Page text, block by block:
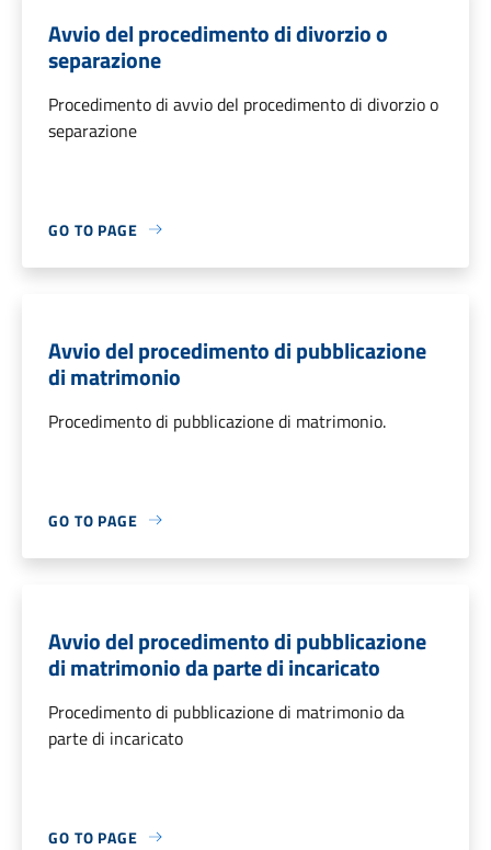
Avvio del procedimento di divorzio o
separazione
Procedimento di avvio del procedimento di divorzio o
separazione
GO TO PAGE
Avvio del procedimento di pubblicazione
di matrimonio
Procedimento di pubblicazione di matrimonio.
GO TO PAGE
Avvio del procedimento di pubblicazione
di matrimonio da parte di incaricato
Procedimento di pubblicazione di matrimonio da
parte di incaricato
GO TO PAGE